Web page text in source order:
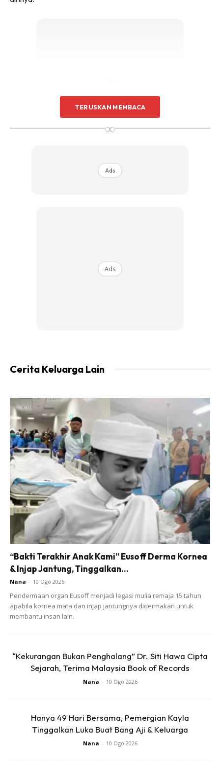
mendoakan Aleesya menjadi anak yang solehah serta
View this post on Instagram
A Post Shared By Erra Fazira (@errafazira)
Terdahulu, Erra pernah mendirikan rumah tangga dengan
pelakon dan pengarah Datuk Yusry Abdul Halim pada 2003
namun berpisah pada 2006.
Erra kemudian mendirikan rumah tangga dengan Engku
Emran pada 2007 namun bercerai pada 2014. Hasil
Ads
TERUSKAN MEMBACA
∞
Ads
Ads
Cerita Keluarga Lain
“Bakti Terakhir Anak Kami” Eusoff Derma Kornea
& Injap Jantung, Tinggalkan...
Nana - 10 Ogo 2026
Pendermaan organ Eusoff menjadi legasi mulia remaja 15 tahun
apabila kornea mata dan injap jantungnya didermakan untuk
membantu insan lain.
“Kekurangan Bukan Penghalang” Dr. Siti Hawa Cipta
Sejarah, Terima Malaysia Book of Records
Nana - 10 Ogo 2026
Hanya 49 Hari Bersama, Pemergian Kayla
Tinggalkan Luka Buat Bang Aji & Keluarga
Nana - 10 Ogo 2026